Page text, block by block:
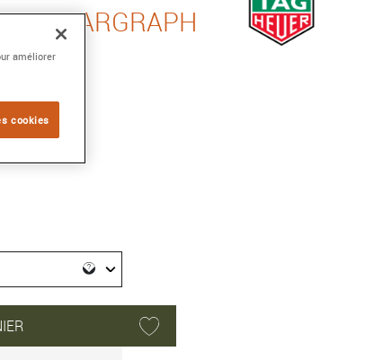
SOLARGRAPH
améliorer
cookies